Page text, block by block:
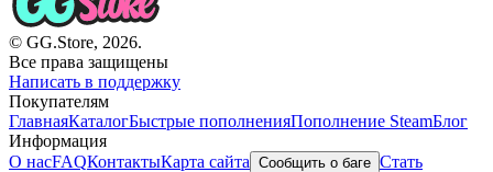
© GG.Store, 2026.
Все права защищены
Написать в поддержку
Покупателям
ГлавнаяКаталогБыстрые пополненияПополнение SteamБлог
Информация
О насFAQКонтактыКарта сайта Сообщить о баге Стать